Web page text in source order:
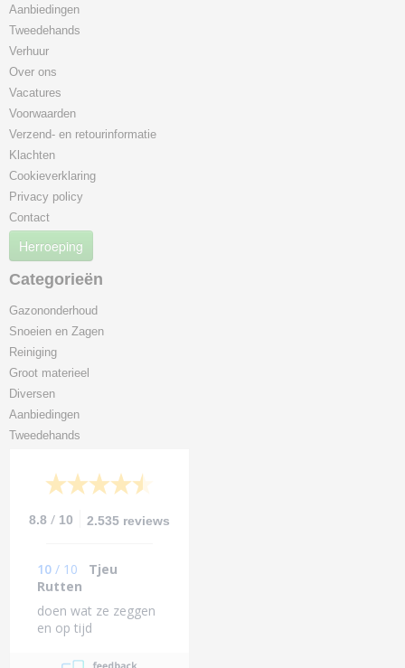
Aanbiedingen
Tweedehands
Verhuur
Over ons
Vacatures
Voorwaarden
Verzend- en retourinformatie
Klachten
Cookieverklaring
Privacy policy
Contact
Herroeping
Categorieën
Gazononderhoud
Snoeien en Zagen
Reiniging
Groot materieel
Diversen
Aanbiedingen
Tweedehands
8.8 / 10 2.535 reviews
10 / 10
Tjeu
Rutten
doen wat ze zeggen
en op tijd